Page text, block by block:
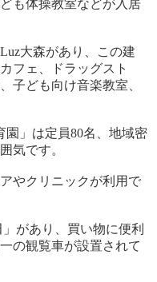
も体操教室などが入居
Luz大森があり、この建
フェ、ドラッグスト
子ども向け音楽教室、
園」は定員80名、地域密
気です。
やクリニックが利用で
」があり、買い物に便利
の観覧車が設置されて